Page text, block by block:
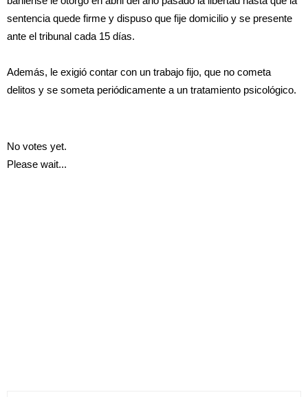
sentencia quede firme y dispuso que fije domicilio y se presente
ante el tribunal cada 15 días.
Además, le exigió contar con un trabajo fijo, que no cometa
delitos y se someta periódicamente a un tratamiento psicológico.
No votes yet.
Please wait...